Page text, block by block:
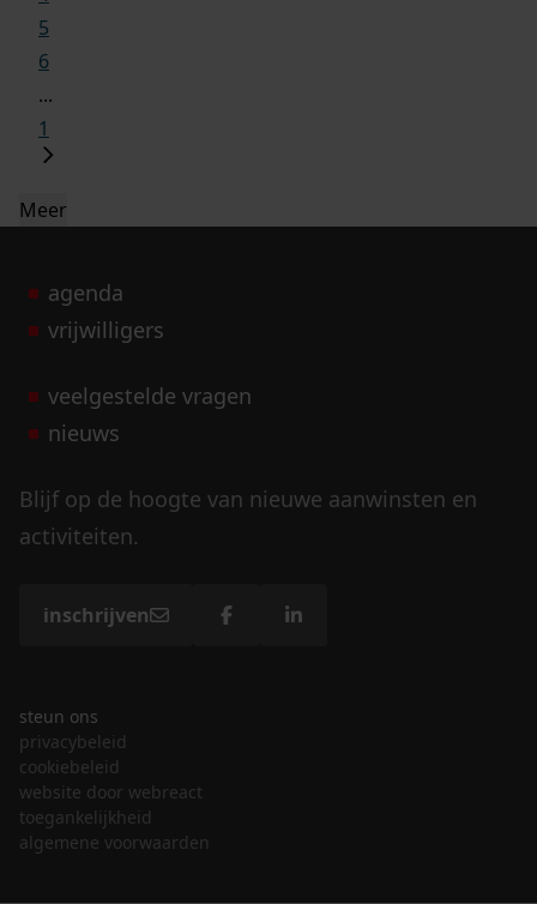
5
6
...
1
Meer
agenda
vrijwilligers
veelgestelde vragen
nieuws
Blijf op de hoogte van nieuwe aanwinsten en
activiteiten.
inschrijven
steun ons
privacybeleid
cookiebeleid
website door webreact
toegankelijkheid
algemene voorwaarden